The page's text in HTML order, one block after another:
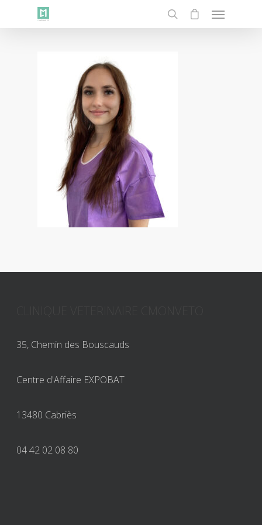
35, Chemin des Bouscauds
Centre d'Affaire EXPOBAT
13480 Cabriès
04 42 02 08 80